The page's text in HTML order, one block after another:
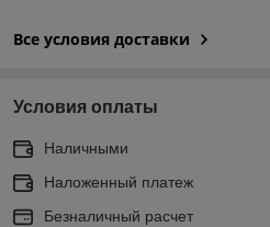
Все условия доставки
Условия оплаты
Наличными
Наложенный платеж
Безналичный расчет